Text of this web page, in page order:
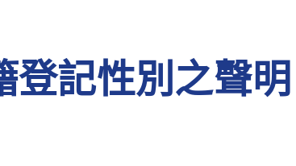
登記性別之聲明